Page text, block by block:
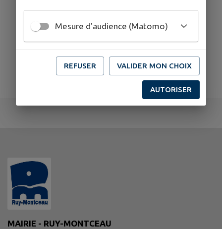
MAIRIE - RUY-MONTCEAU
Mesure d'audience (Matomo)
REFUSER VALIDER MON CHOIX
AUTORISER